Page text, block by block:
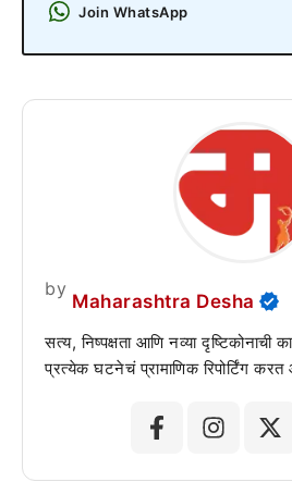
Join WhatsApp
by
Maharashtra Desha
सत्य, निष्पक्षता आणि नव्या दृष्टिकोनाची
प्रत्येक घटनेचं प्रामाणिक रिपोर्टिंग